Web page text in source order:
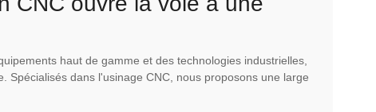
- Salon industriel de
haut de gamme et des technologies industrielles,
Spécialisés dans l'usinage CNC, nous proposons une large